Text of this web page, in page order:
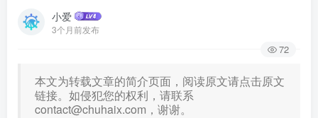
小爱
3个月前发布
72
本文为转载文章的简介页面，阅读原文请点击原文
链接。如侵犯您的权利，请联系
contact@chuhaix.com ，谢谢。